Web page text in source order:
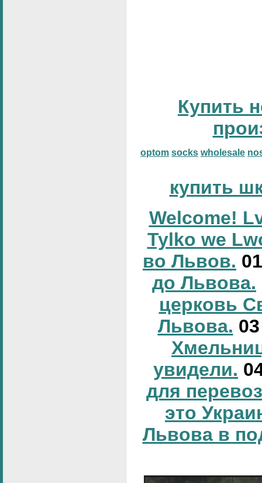
Купить
optom socks wholesale
купить
Welcome!
Tylko we
во Львов.
до Львова.
церковь
Львова.
увидели.
для
это
Львова в